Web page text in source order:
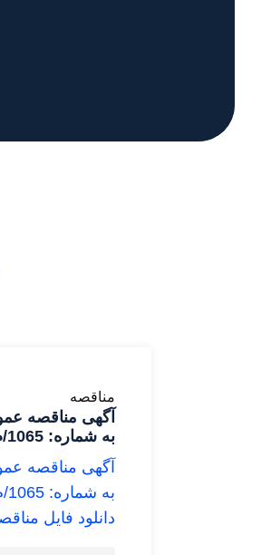
مناقصه
آگهی مناقصه
به شماره: 1065/م.ع/1405
آگهی مناقصه
دانلود فایل